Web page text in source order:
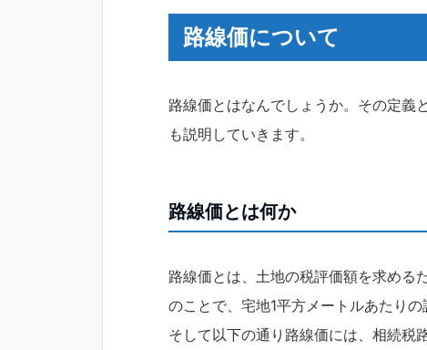
路線価について
路線価とはなんでしょうか。その定義
も説明していきます。
路線価とは何か
路線価とは、土地の税評価額を求める
のことで、宅地1平方メートルあたりの
そして以下の通り路線価には、相続税